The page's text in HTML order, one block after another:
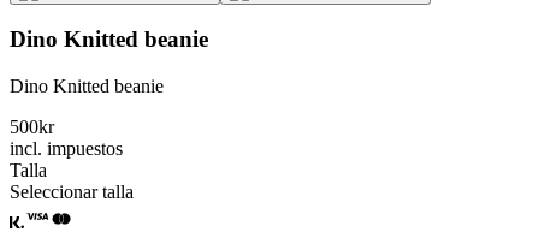
Dino Knitted beanie
Dino Knitted beanie
500kr
incl. impuestos
Talla
Seleccionar talla